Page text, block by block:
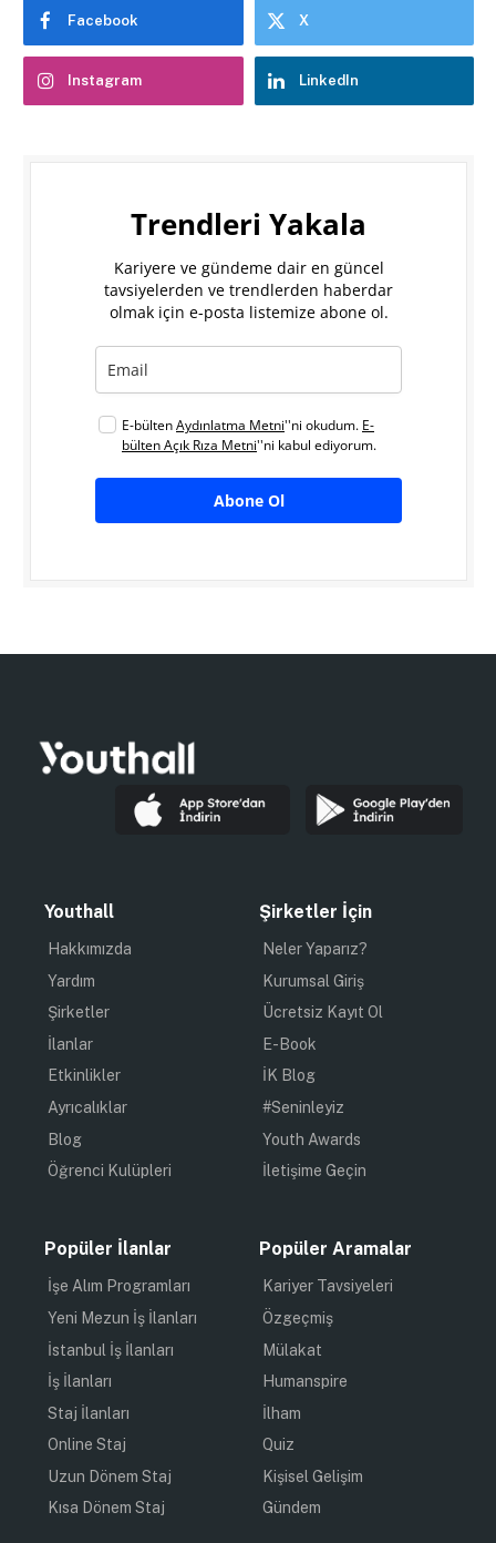
Facebook X
Instagram LinkedIn
Trendleri Yakala
Kariyere ve gündeme dair en güncel
tavsiyelerden ve trendlerden haberdar
olmak için e-posta listemize abone ol.
E-bültenAydınlatma Metni''ni okudum. E-
bülten Açık Rıza Metni''ni kabul ediyorum.
Abone Ol
Youthall
Hakkımızda
Yardım
Şirketler
İlanlar
Etkinlikler
Ayrıcalıklar
Blog
Öğrenci Kulüpleri
Şirketler İçin
Neler Yaparız?
Kurumsal Giriş
Ücretsiz Kayıt Ol
E-Book
İK Blog
#Seninleyiz
Youth Awards
İletişime Geçin
Popüler İlanlar
İşe Alım Programları
Yeni Mezun İş İlanları
İstanbul İş İlanları
İş İlanları
Staj İlanları
Online Staj
Uzun Dönem Staj
Kısa Dönem Staj
Popüler Aramalar
Kariyer Tavsiyeleri
Özgeçmiş
Mülakat
Humanspire
İlham
Quiz
Kişisel Gelişim
Gündem